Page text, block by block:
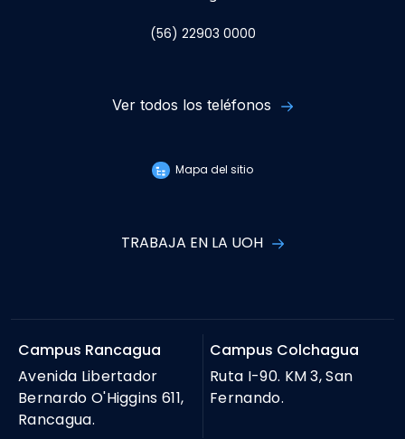
(56) 22903 0000
Ver todos los teléfonos
Mapa del sitio
TRABAJA EN LA UOH
Campus Rancagua
Avenida Libertador
Bernardo O'Higgins 611,
Rancagua.
Campus Colchagua
Ruta I-90. KM 3, San
Fernando.